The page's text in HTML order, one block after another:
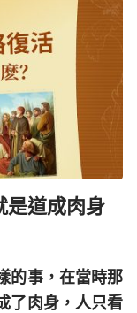
是道成肉身
的事，在當時那
了肉身，人只看